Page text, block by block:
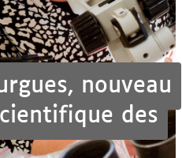
nouveau
des